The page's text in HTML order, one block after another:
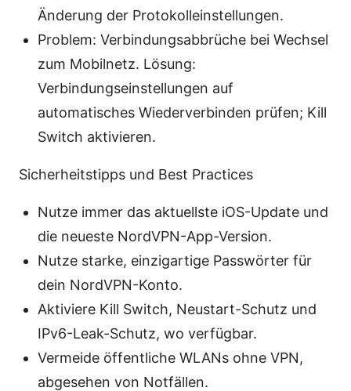
Änderung der Protokolleinstellungen.
Problem: Verbindungsabbrüche bei Wechsel
zum Mobilnetz. Lösung:
Verbindungseinstellungen auf
automatisches Wiederverbinden prüfen; Kill
Switch aktivieren.
Sicherheitstipps und Best Practices
Nutze immer das aktuellste iOS-Update und
die neueste NordVPN-App-Version.
Nutze starke, einzigartige Passwörter für
dein NordVPN-Konto.
Aktiviere Kill Switch, Neustart-Schutz und
IPv6-Leak-Schutz, wo verfügbar.
Vermeide öffentliche WLANs ohne VPN,
abgesehen von Notfällen.